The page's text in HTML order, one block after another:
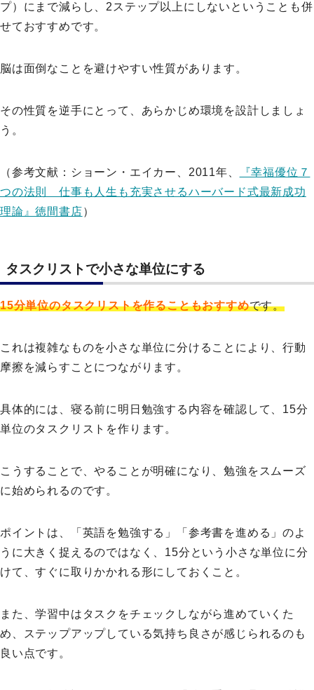
プ）にまで減らし、2ステップ以上にしないということも併
せておすすめです。
脳は面倒なことを避けやすい性質があります。
その性質を逆手にとって、あらかじめ環境を設計しましょ
う。
（参考文献：ショーン・エイカー、2011年、
『幸福優位７
つの法則 仕事も人生も充実させるハーバード式最新成功
理論』徳間書店）
タスクリストで小さな単位にする
15分単位のタスクリストを作ることもおすすめです。
これは複雑なものを小さな単位に分けることにより、行動
摩擦を減らすことにつながります。
具体的には、寝る前に明日勉強する内容を確認して、15分
単位のタスクリストを作ります。
こうすることで、やることが明確になり、勉強をスムーズ
に始められるのです。
ポイントは、「英語を勉強する」「参考書を進める」のよ
うに大きく捉えるのではなく、15分という小さな単位に分
けて、すぐに取りかかれる形にしておくこと。
また、学習中はタスクをチェックしながら進めていくた
め、ステップアップしている気持ち良さが感じられるのも
良い点です。